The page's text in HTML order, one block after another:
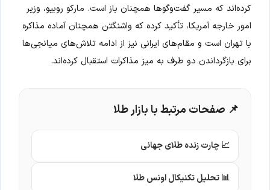
کرده‌اند که مسیر گفت‌وگوها همچنان باز است. مارکو روبیو، وزیر
امور خارجه آمریکا، تأکید کرده که واشنگتن همچنان آماده مذاکره
با تهران است و مقام‌های ایرانی نیز از ادامه تلاش‌های میانجی‌ها
برای بازگرداندن دو طرف به میز مذاکرات استقبال کرده‌اند.
📌 صفحات مرتبط با بازار طلا
📈 چارت زنده طلای جهانی
📊 تحلیل تکنیکال اونس طلا